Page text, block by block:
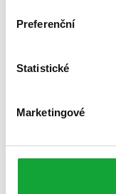
Preferenční
Statistické
Marketingové